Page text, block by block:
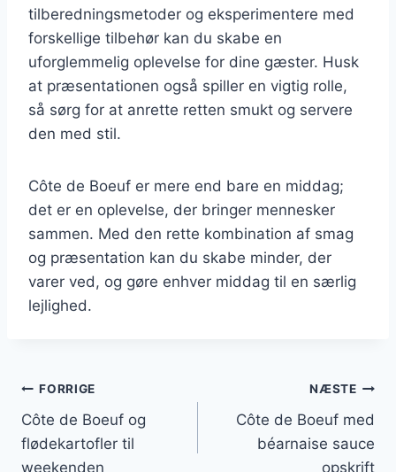
tilberedningsmetoder og eksperimentere med
forskellige tilbehør kan du skabe en
uforglemmelig oplevelse for dine gæster. Husk
at præsentationen også spiller en vigtig rolle,
så sørg for at anrette retten smukt og servere
den med stil.
Côte de Boeuf er mere end bare en middag;
det er en oplevelse, der bringer mennesker
sammen. Med den rette kombination af smag
og præsentation kan du skabe minder, der
varer ved, og gøre enhver middag til en særlig
lejlighed.
Indlægsnavigation
FORRIGE
Côte de Boeuf og
flødekartofler til
weekenden
NÆSTE
Côte de Boeuf med
béarnaise sauce
opskrift